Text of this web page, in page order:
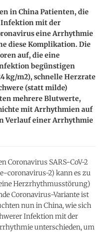
in China Patienten, die
mit der
eine Arrhythmie
diese Komplikation. Die
auf, die eine
begünstigen
kg/m2), schnelle Herzrate
(statt milde)
mehrere Blutwerte,
mit Arrhythmien auf
Verlauf einer Arrhythmie
Coronavirus SARS-CoV-2
coronavirus-2) kann es zu
Herzrhythmusstörung)
Coronavirus-Variante ist
nun in China, wie sich
Infektion mit der
unterschieden, um